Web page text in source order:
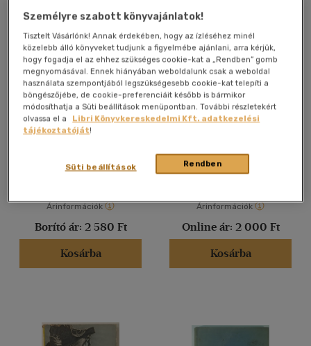
Horgászötletek
Markus Bötefür
Könyv
Árinformációk
Borító ár: 2 580 Ft
Kosárba
Horgász enciklopédia
Árinformációk
Online ár: 2 000 Ft
Kosárba
Személyre szabott könyvajánlatok!
Tisztelt Vásárlónk! Annak érdekében, hogy az ízléséhez minél
közelebb álló könyveket tudjunk a figyelmébe ajánlani, arra kérjük,
hogy fogadja el az ehhez szükséges cookie-kat a „Rendben” gomb
megnyomásával. Ennek hiányában weboldalunk csak a weboldal
használata szempontjából legszükségesebb cookie-kat telepíti a
böngészőjébe, de cookie-preferenciáit később is bármikor
módosíthatja a Süti beállítások menüpontban. További részletekért
olvassa el a
Libri Könyvkereskedelmi Kft. adatkezelési
tájékoztatóját!
Rendben
Süti beállítások